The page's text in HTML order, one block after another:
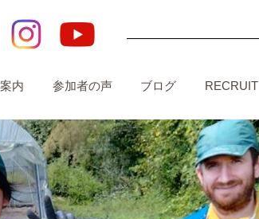
内 参加者の声 ブログ RECRUIT